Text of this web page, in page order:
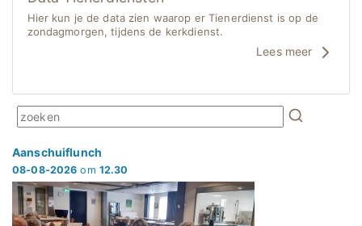
Hier kun je de data zien waarop er Tienerdienst is op de
zondagmorgen, tijdens de kerkdienst.
Lees meer
Aanschuiflunch
08-08-2026 om 12.30